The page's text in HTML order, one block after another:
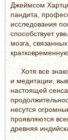
Джеймсом
пандита,
исследования
способствует
мозга,
Хотя все
и медитации,
настоящей
несутся
проявляются
древняя